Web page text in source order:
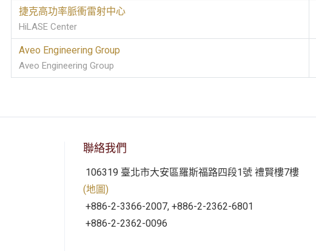
捷克高功率脈衝雷射中心
HiLASE Center
Aveo Engineering Group
Aveo Engineering Group
聯絡我們
106319 臺北市大安區羅斯福路四段1號 禮賢樓7樓
(地圖)
+886-2-3366-2007, +886-2-2362-6801
+886-2-2362-0096